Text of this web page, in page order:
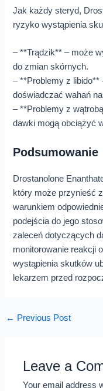
Jak każdy steryd,
ryzyko wystąpienia
– **Trądzik** – może
do zmian skórnych.
– **Problemy z
doświadczać wahań
– **Problemy z
dawki mogą obciążyć
Podsumowanie
Drostanolone
który może przynieść
warunkiem
podejścia do jego
zaleceń dotyczących
monitorowanie reakcji
wystąpienia skutków
lekarzem przed
← Previous Post
Leave a
Your email address